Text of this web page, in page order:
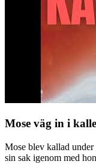
Mose väg in i
Mose blev kallad under
sin sak igenom med